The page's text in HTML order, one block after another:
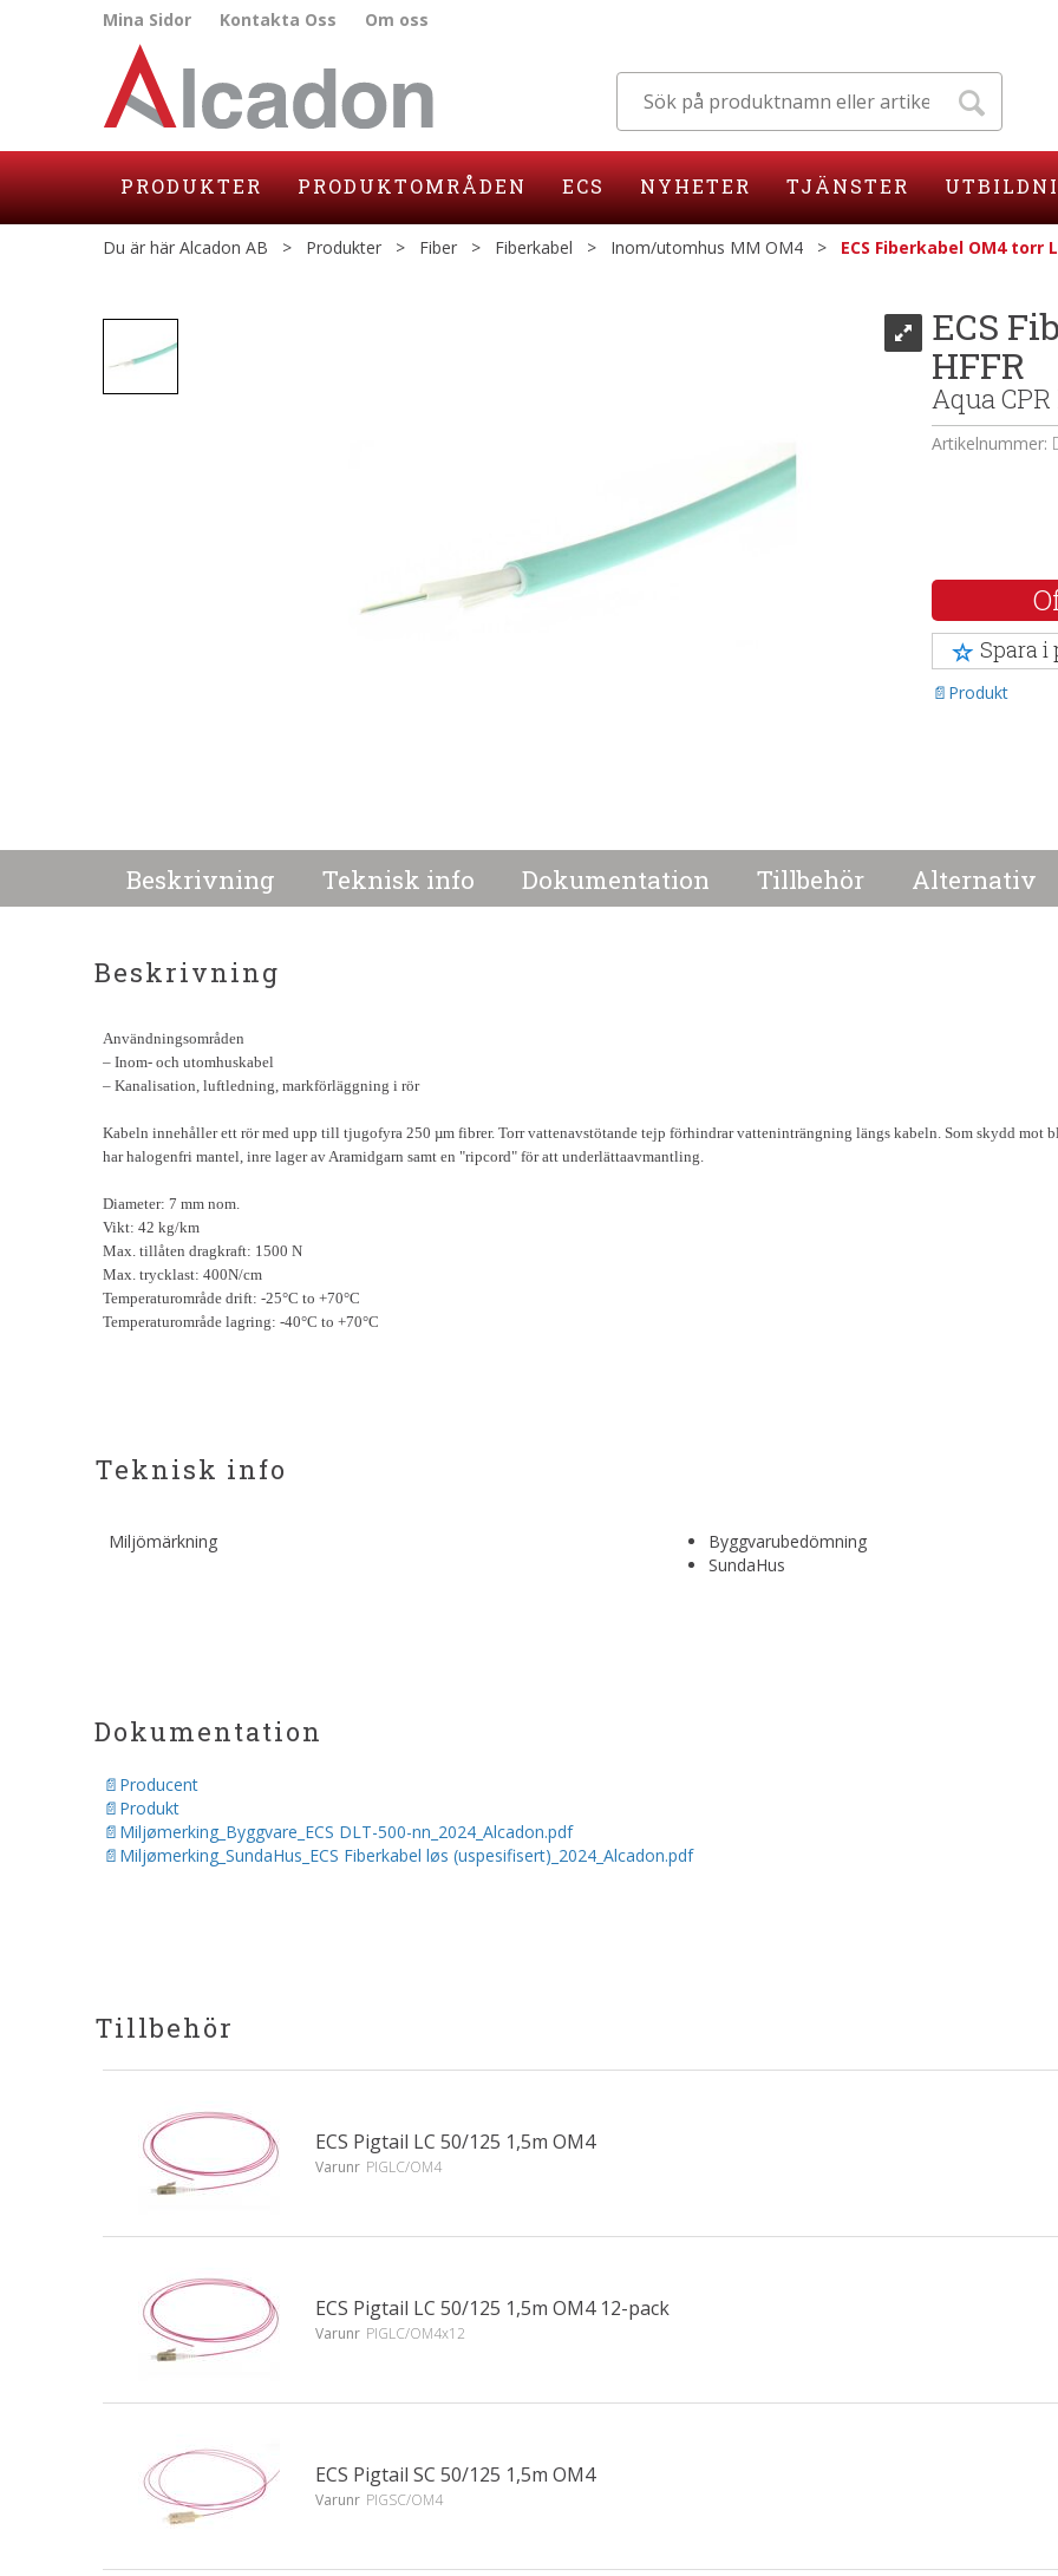
Mina Sidor Kontakta Oss Om oss
PRODUKTER PRODUKTOMRÅDEN ECS NYHETER TJÄNSTER
Du är här Alcadon AB > Produkter > Fiber > Fiberkabel > Inom/utomhus MM OM4 > ECS Fiberkabel OM4 torr
ECS
HFFR
Aqua CPR
Artikelnummer:
Spara
Produkt
Beskrivning Teknisk info Dokumentation Tillbehör Alternativ
Beskrivning
Användningsområden
– Inom- och utomhuskabel
– Kanalisation, luftledning, markförläggning i rör
Kabeln innehåller ett rör med upp till tjugofyra 250 µm fibrer. Torr vattenavstötande tejp förhindrar vatteninträngning längs kabeln. Som skydd mot
har halogenfri mantel, inre lager av Aramidgarn samt en "ripcord" för att underlättaavmantling.
Diameter: 7 mm nom.
Vikt: 42 kg/km
Max. tillåten dragkraft: 1500 N
Max. trycklast: 400N/cm
Temperaturområde drift: -25°C to +70°C
Temperaturområde lagring: -40°C to +70°C
Teknisk info
Miljömärkning
Byggvarubedömning
SundaHus
Dokumentation
Producent
Produkt
Miljømerking_Byggvare_ECS DLT-500-nn_2024_Alcadon.pdf
Miljømerking_SundaHus_ECS Fiberkabel løs (uspesifisert)_2024_Alcadon.pdf
Tillbehör
ECS Pigtail LC 50/125 1,5m OM4
Varunr PIGLC/OM4
ECS Pigtail LC 50/125 1,5m OM4 12-pack
Varunr PIGLC/OM4x12
ECS Pigtail SC 50/125 1,5m OM4
Varunr PIGSC/OM4